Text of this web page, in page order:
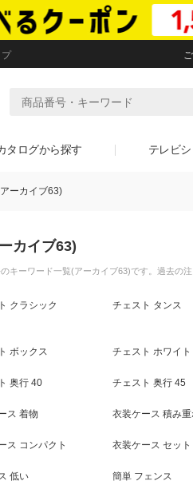
タログから探す テレビ
ーカイブ63)
カイブ63)
キーワード一覧(アーカイブ63)です。過去の
クラシック チェスト タンス
ボックス チェスト ホワイト
奥行 40 チェスト 奥行 45
ス 着物 衣装ケース 積み
ス コンパクト 衣装ケース セット
低い 簡単 フェンス